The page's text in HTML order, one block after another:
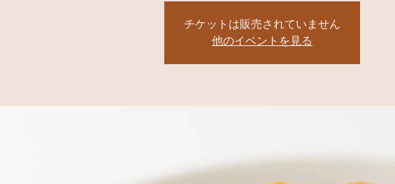
チケットは販売されていません
他のイベントを見る